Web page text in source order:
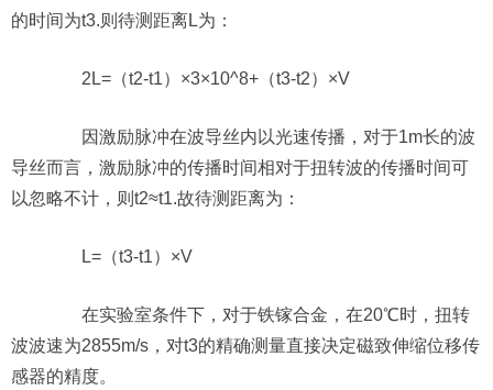
的时间为t3.则待测距离L为：
2L=（t2-t1）×3×10^8+（t3-t2）×V
因激励脉冲在波导丝内以光速传播，对于1m长的波
导丝而言，激励脉冲的传播时间相对于扭转波的传播时间可
以忽略不计，则t2≈t1.故待测距离为：
L=（t3-t1）×V
在实验室条件下，对于铁镓合金，在20℃时，扭转
波波速为2855m/s，对t3的精确测量直接决定磁致伸缩位移传
感器的精度。